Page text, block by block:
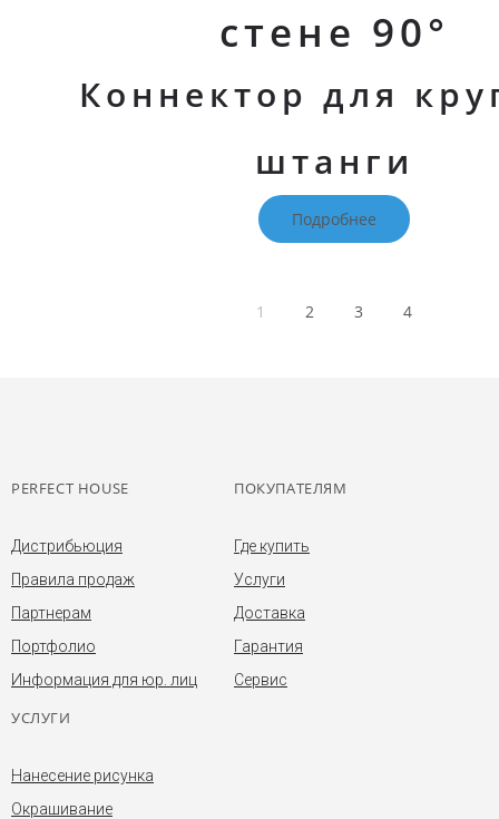
стене 90°
Коннектор для
штанги
Подробнее
Пред.1 2 3 4
PERFECT HOUSE
Дистрибьюция
Правила продаж
Партнерам
Портфолио
Информация для юр. лиц
ПОКУПАТЕЛЯМ
Где купить
Услуги
Доставка
Гарантия
Сервис
УСЛУГИ
Нанесение рисунка
Окрашивание